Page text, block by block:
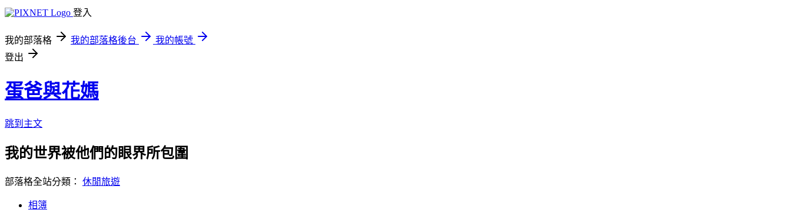
登入
我的部落格 我的部落格後台
我的帳號
登出
蛋爸與花媽
跳到主文
我的世界被他們的眼界所包圍
部落格全站分類： 休閒旅遊
相簿